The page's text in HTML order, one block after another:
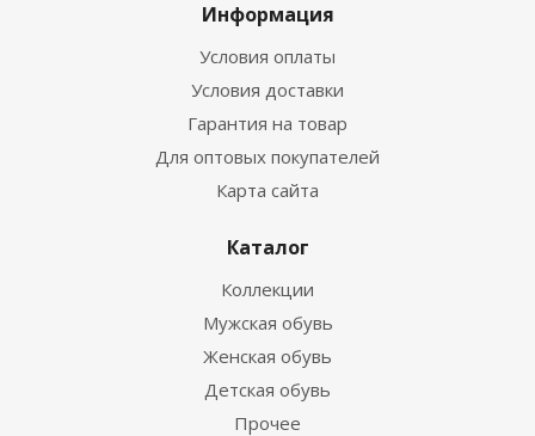
Информация
Условия оплаты
Условия доставки
Гарантия на товар
Для оптовых покупателей
Карта сайта
Каталог
Коллекции
Мужская обувь
Женская обувь
Детская обувь
Прочее